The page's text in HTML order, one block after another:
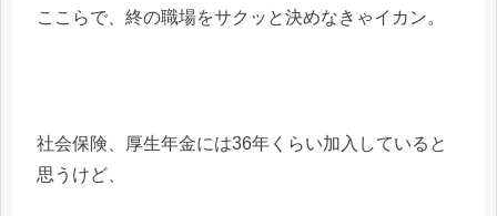
ここらで、終の職場をサクッと決めなきゃイカン。
社会保険、厚生年金には36年くらい加入していると
思うけど、